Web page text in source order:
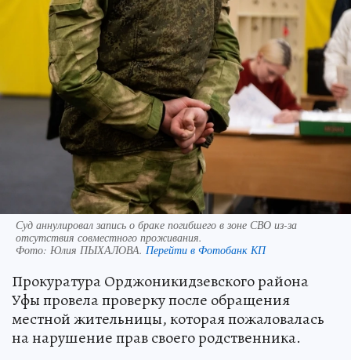
Суд аннулировал запись о браке погибшего в зоне СВО из-за
отсутствия совместного проживания.
Фото: Юлия ПЫХАЛОВА. Перейти в Фотобанк КП
Прокуратура Орджоникидзевского района
Уфы провела проверку после обращения
местной жительницы, которая пожаловалась
на нарушение прав своего родственника.